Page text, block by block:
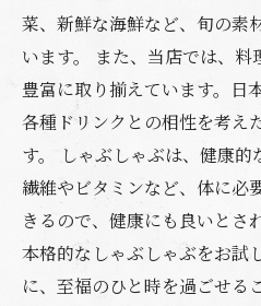
菜、新鮮な海鮮など、旬の素
います。 また、当店では、料
豊富に取り揃えています。日
各種ドリンクとの相性を考え
す。 しゃぶしゃぶは、健康
繊維やビタミンなど、体に必
きるので、健康にも良いとさ
本格的なしゃぶしゃぶをお試
に、至福のひと時を過ごせる